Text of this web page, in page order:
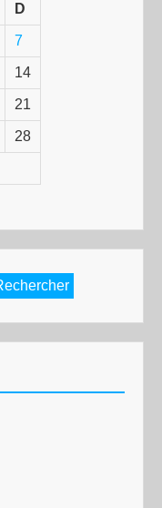
D
7
14
21
28